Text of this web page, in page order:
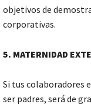
objetivos de
corporativas.
5. MATERNIDAD
Si tus colaboradores
ser padres, será de